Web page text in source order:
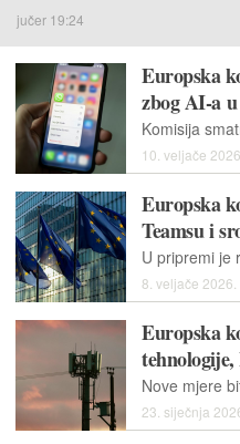
jučer 19:24
Europska
zbog AI-a
10. veljače 2026.
Europska
Teamsu i
8. veljače 2026.
Europska
23. siječnja